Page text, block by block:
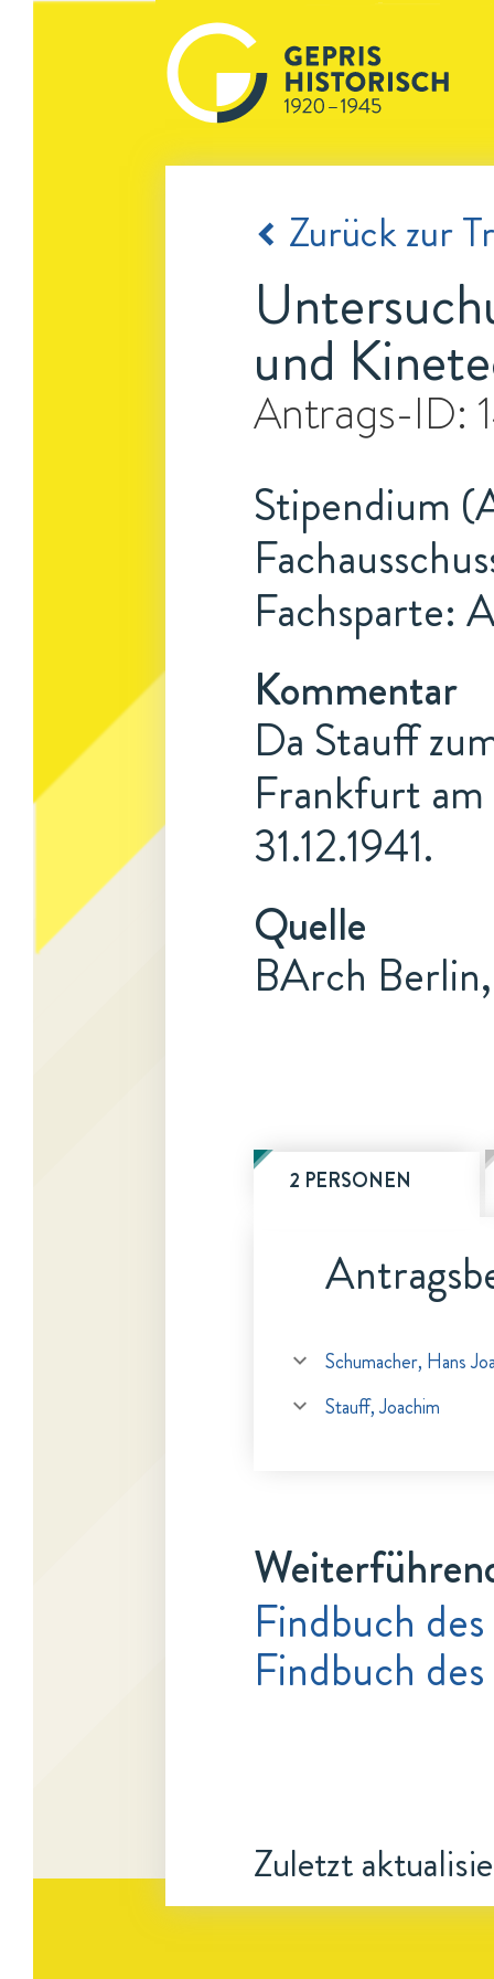
Zurück zur
und
Antrags-ID:
Stipendium
Fachsparte:
Kommentar
Da Stauff
Frankfurt
31.12.1941.
Quelle
BArch
2 PERSONEN
Schumacher, Hans
Stauff, Joachim
Findbuch
Findbuch
Zuletzt